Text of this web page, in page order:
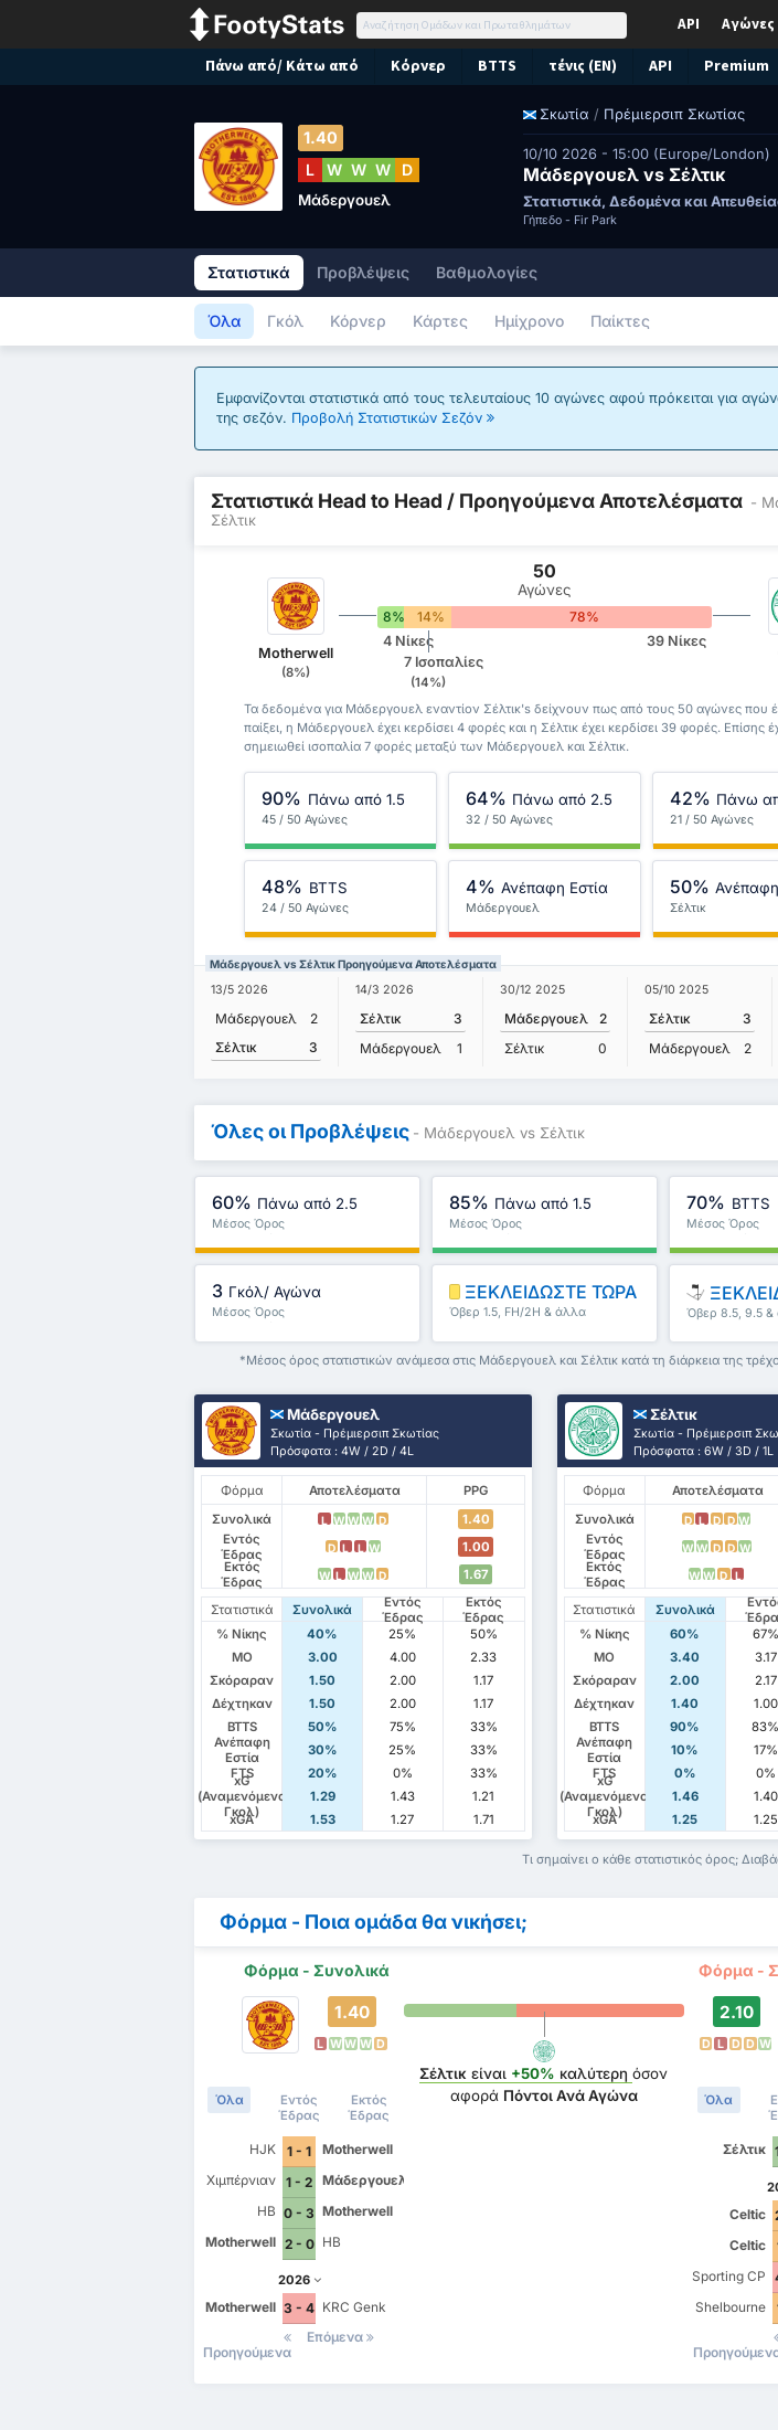
Αγώνες
API
Πάνω από/ Κάτω από Κόρνερ BTTS τένις (EN) API Premium
Σκωτία / Πρέμιερσιπ Σκωτίας
10/10 2026 - 15:00 (Europe/London)
Μάδεργουελ vs Σέλτικ
Στατιστικά, Δεδομένα και
Γήπεδο - Fir Park
1.40
L
W W W D
Μάδεργουελ
Στατιστικά Προβλέψεις Βαθμολογίες
Όλα Γκόλ Κόρνερ Κάρτες Ημίχρονο Παίκτες
Εμφανίζονται στατιστικά από τους τελευταίους 10 αγώνες αφού πρόκειται για
της σεζόν. Προβολή Στατιστικών Σεζόν
Στατιστικά Head to Head / Προηγούμενα Αποτελέσματα -
Σέλτικ
Motherwell
(8%)
50
Αγώνες
8% 14%
78%
4 Νίκες
7 Ισοπαλίες
(14%)
39 Νίκες
Τα δεδομένα για Μάδεργουελ εναντίον Σέλτικ's δείχνουν πως από τους 50 αγώνες που
παίξει, η Μάδεργουελ έχει κερδίσει 4 φορές και η Σέλτικ έχει κερδίσει 39 φορές. Επίσης
σημειωθεί ισοπαλία 7 φορές μεταξύ των Μάδεργουελ και Σέλτικ.
90% Πάνω από 1.5
45 / 50 Αγώνες
64% Πάνω από 2.5
32 / 50 Αγώνες
42% Πάνω
21 / 50 Αγώνες
48% BTTS
24 / 50 Αγώνες
4% Ανέπαφη Εστία
Μάδεργουελ
50%
Σέλτικ
Μάδεργουελ vs Σέλτικ Προηγούμενα Αποτελέσματα
13/5 2026
Μάδεργουελ
2
Σέλτικ
3
14/3 2026
Σέλτικ
3
Μάδεργουελ
1
30/12 2025
Μάδεργουελ
2
Σέλτικ
0
05/10 2025
Σέλτικ
3
Μάδεργουελ
2
Όλες οι Προβλέψεις - Μάδεργουελ vs Σέλτικ
60% Πάνω από 2.5
Μέσος Όρος
85% Πάνω από 1.5
Μέσος Όρος
70% BTTS
Μέσος Όρος
3 Γκόλ/ Αγώνα
Μέσος Όρος
ΞΕΚΛΕΙΔΩΣΤΕ ΤΩΡΑ
Όβερ 1.5, FH/2H & άλλα Όβερ 8.5, 9.5 &
*Μέσος όρος στατιστικών ανάμεσα στις Μάδεργουελ και Σέλτικ κατά τη διάρκεια της
Μάδεργουελ
Σκωτία - Πρέμιερσιπ Σκωτίας
Πρόσφατα : 4W / 2D / 4L
Φόρμα Αποτελέσματα
PPG
Συνολικά
L W W W D
1.40
Εντός
Έδρας
D L L W
1.00
Εκτός
Έδρας
W L W W D 1.67
Στατιστικά Συνολικά
Εντός
Έδρας
Εκτός
Έδρας
% Νίκης
40% 25%
50%
ΜΟ
3.00 4.00
2.33
Σκόραραν
1.50 2.00
1.17
Δέχτηκαν
1.50 2.00
1.17
BTTS
50% 75%
33%
Ανέπαφη
Εστία
30% 25%
33%
FTS
20% 0% 33%
xG
(Αναμενόμενα
Γκολ)
1.29 1.43
1.21
xGA
1.53 1.27 1.71
Σέλτικ
Σκωτία - Πρέμιερσιπ
Πρόσφατα : 6W / 3D / 1L
Φόρμα Αποτελέσματα
Συνολικά
D L D D W
Εντός
Έδρας
W W D D W
Εκτός
Έδρας
W W D L
Στατιστικά Συνολικά
% Νίκης
60% 67%
ΜΟ
3.40 3.17
Σκόραραν
2.00 2.17
Δέχτηκαν
1.40 1.00
BTTS
90% 83%
Ανέπαφη
Εστία
10% 17%
FTS
0% 0%
xG
(Αναμενόμενα
Γκολ)
1.46 1.40
xGA
1.25 1.25
Τι σημαίνει ο κάθε στατιστικός όρος;
Φόρμα - Ποια ομάδα θα νικήσει;
Φόρμα - Συνολικά Φόρμα -
1.40
L W W W D
Όλα
Εντός
Έδρας
Εκτός
Έδρας
HJK 1 - 1
Motherwell
Χιμπέρνιαν
1 - 2
Μάδεργουελ
HB 0 - 3 Motherwell
Motherwell 2 - 0 HB
2026
Motherwell 3 - 4 KRC Genk
Προηγούμενα
Επόμενα
Σέλτικ είναι +50% καλύτερηόσον
αφορά Πόντοι Ανά Αγώνα
2.10
D L D D W
Όλα
Σέλτικ
Celtic
Celtic
Sporting CP
Shelbourne